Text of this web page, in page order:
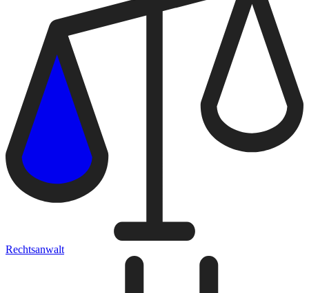
Rechtsanwalt